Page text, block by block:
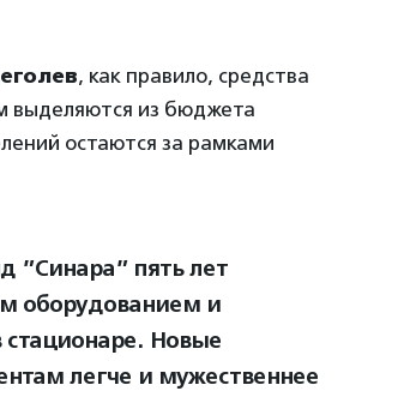
, как правило, средства
выделяются из бюджета
остаются за рамками
”Синара” пять лет
оборудованием и
Новые
легче и мужественнее